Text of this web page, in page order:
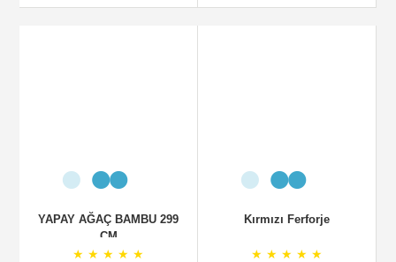
YAPAY AĞAÇ BAMBU 299
CM
★ ★ ★ ★ ★
Kırmızı Ferforje
★ ★ ★ ★ ★